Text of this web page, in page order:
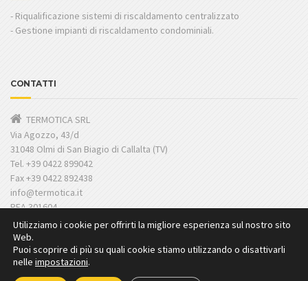
- Riqualificazione sistemi di riscaldamento centralizzato
- Gestione impianti di riscaldamento condominiali.
CONTATTI
TERMOTICA SRL
Via Agozzo, 43/d
31048 Olmi di San Biagio di Callalta (TV)
Tel. +39 0422 899042
Fax +39 0422 892438
info@termotica.it
REA 301604
C.F./ P. IVA: 03827380266
Utilizziamo i cookie per offrirti la migliore esperienza sul nostro sito
Web.
Puoi scoprire di più su quali cookie stiamo utilizzando o disattivarli
nelle impostazioni.